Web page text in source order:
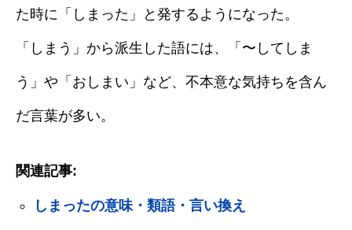
た時に「しまった」と発するようになった。
「しまう」から派生した語には、「〜してしま
う」や「おしまい」など、不本意な気持ちを含ん
だ言葉が多い。
関連記事:
しまったの意味・類語・言い換え